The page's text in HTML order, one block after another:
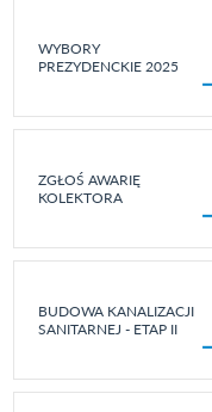
WYBORY
PREZYDENCKIE 2025
ZGŁOŚ AWARIĘ
KOLEKTORA
BUDOWA KANALIZACJI
SANITARNEJ - ETAP II